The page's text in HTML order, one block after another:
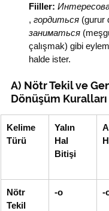
Fiiller:
, гордиться (gurur
заниматься
çalışmak) gibi
halde ister.
A) Nötr Tekil ve
Dönüşüm Kuralları
Kelime
Türü
Yalın
Hal
Bitişi
Nötr
Tekil
-о -